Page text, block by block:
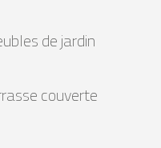
de jardin
couverte